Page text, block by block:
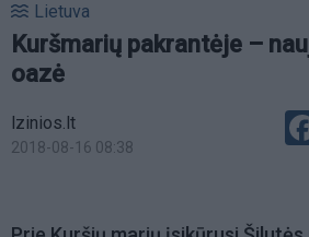
Lietuva
Kuršmarių pakrantėje –
oazė
lzinios.lt
2018-08-16 08:38